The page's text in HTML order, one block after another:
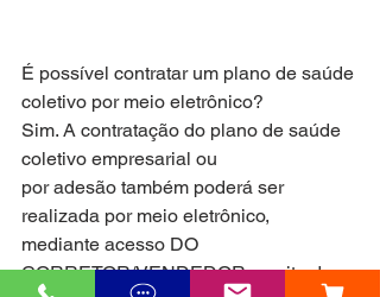
É possível contratar um plano de saúde
coletivo por meio eletrônico?
Sim. A contratação do plano de saúde
coletivo empresarial ou
por adesão também poderá ser
realizada por meio eletrônico,
mediante acesso DO
CORRETOR/VENDEDOR ao site da